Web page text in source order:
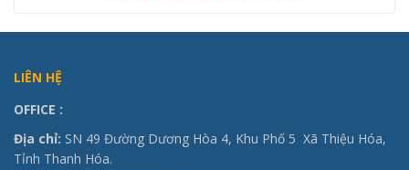
LIÊN HỆ
OFFICE :
Địa chỉ: SN 49 Đường Dương Hòa 4, Khu Phố 5 Xã Thiệu Hóa,
Tỉnh Thanh Hóa.